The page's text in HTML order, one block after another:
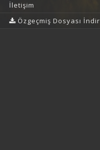
İletişim
Özgeçmiş Dosyası İndir